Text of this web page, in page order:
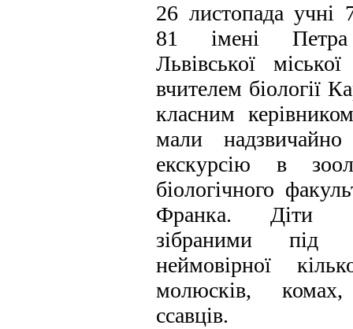
26 листопада учні
81 імені Петра
Львівської
вчителем біології
класним
мали
екскурсію в
біологічного
Франка. Діти
зібраними під
неймовірної
молюсків,
ссавців.